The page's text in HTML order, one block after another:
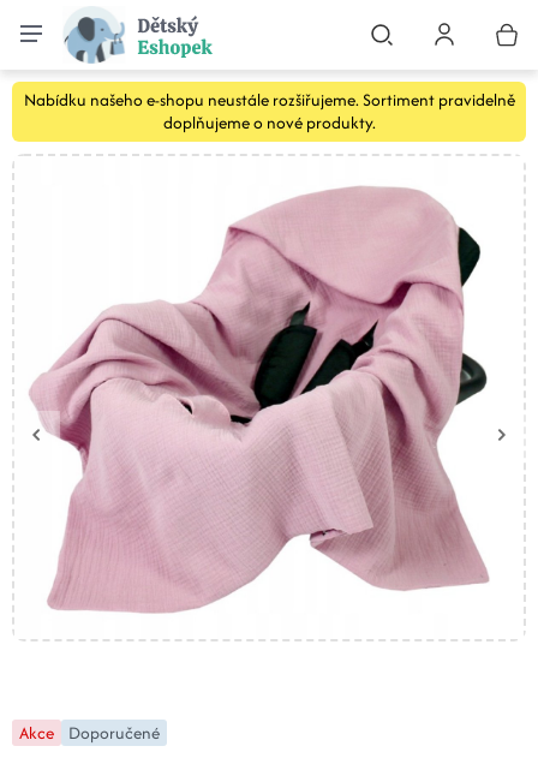
Nabídku našeho e-shopu neustále rozšiřujeme. Sortiment pravidelně
doplňujeme o nové produkty.
Akce Doporučené